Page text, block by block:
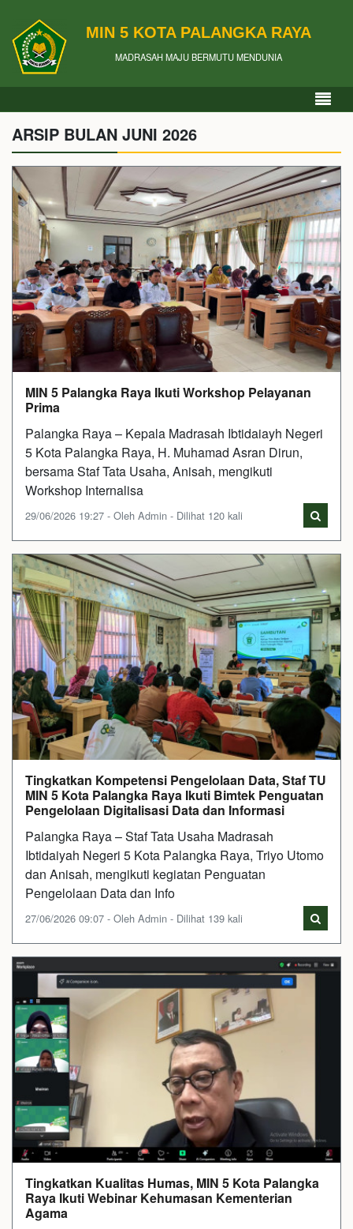
MIN 5 KOTA PALANGKA RAYA
MADRASAH MAJU BERMUTU MENDUNIA
ARSIP BULAN JUNI 2026
MIN 5 Palangka Raya Ikuti Workshop Pelayanan
Prima
Palangka Raya – Kepala Madrasah Ibtidaiayh Negeri
5 Kota Palangka Raya, H. Muhamad Asran Dirun,
bersama Staf Tata Usaha, Anisah, mengikuti
Workshop Internalisa
29/06/2026 19:27 - Oleh Admin - Dilihat 120 kali
Tingkatkan Kompetensi Pengelolaan Data, Staf TU
MIN 5 Kota Palangka Raya Ikuti Bimtek Penguatan
Pengelolaan Digitalisasi Data dan Informasi
Palangka Raya – Staf Tata Usaha Madrasah
Ibtidaiyah Negeri 5 Kota Palangka Raya, Triyo Utomo
dan Anisah, mengikuti kegiatan Penguatan
Pengelolaan Data dan Info
27/06/2026 09:07 - Oleh Admin - Dilihat 139 kali
Tingkatkan Kualitas Humas, MIN 5 Kota Palangka
Raya Ikuti Webinar Kehumasan Kementerian
Agama